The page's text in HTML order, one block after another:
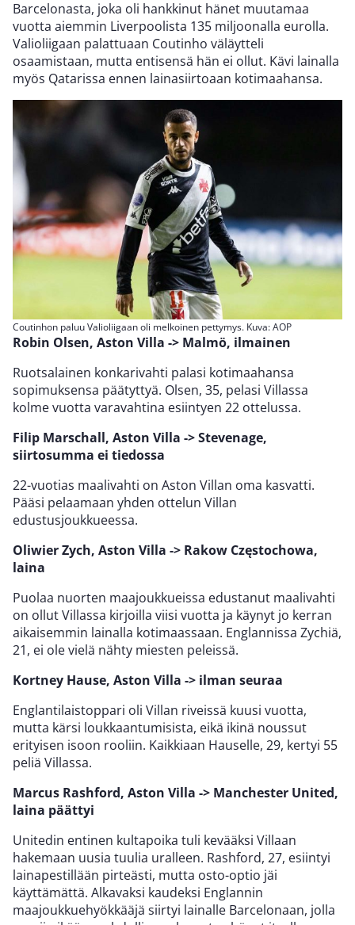
Barcelonasta, joka oli hankkinut hänet muutamaa
vuotta aiemmin Liverpoolista 135 miljoonalla eurolla.
Valioliigaan palattuaan Coutinho väläytteli
osaamistaan, mutta entisensä hän ei ollut. Kävi lainalla
myös Qatarissa ennen lainasiirtoaan kotimaahansa.
Coutinhon paluu Valioliigaan oli melkoinen pettymys. Kuva: AOP
Robin Olsen, Aston Villa -> Malmö, ilmainen
Ruotsalainen konkarivahti palasi kotimaahansa
sopimuksensa päätyttyä. Olsen, 35, pelasi Villassa
kolme vuotta varavahtina esiintyen 22 ottelussa.
Filip Marschall, Aston Villa -> Stevenage,
siirtosumma ei tiedossa
22-vuotias maalivahti on Aston Villan oma kasvatti.
Pääsi pelaamaan yhden ottelun Villan
edustusjoukkueessa.
Oliwier Zych, Aston Villa -> Rakow Częstochowa,
laina
Puolaa nuorten maajoukkueissa edustanut maalivahti
on ollut Villassa kirjoilla viisi vuotta ja käynyt jo kerran
aikaisemmin lainalla kotimaassaan. Englannissa Zychiä,
21, ei ole vielä nähty miesten peleissä.
Kortney Hause, Aston Villa -> ilman seuraa
Englantilaistoppari oli Villan riveissä kuusi vuotta,
mutta kärsi loukkaantumisista, eikä ikinä noussut
erityisen isoon rooliin. Kaikkiaan Hauselle, 29, kertyi 55
peliä Villassa.
Marcus Rashford, Aston Villa -> Manchester United,
laina päättyi
Unitedin entinen kultapoika tuli kevääksi Villaan
hakemaan uusia tuulia uralleen. Rashford, 27, esiintyi
lainapestillään pirteästi, mutta osto-optio jäi
käyttämättä. Alkavaksi kaudeksi Englannin
maajoukkuehyökkääjä siirtyi lainalle Barcelonaan, jolla